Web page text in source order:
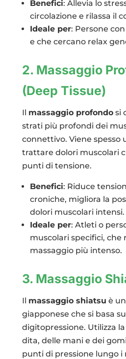
Benefici: Allevia lo
circolazione e rilassa il
Ideale per: Persone
e che cercano relax
2. Massaggio
(Deep Tissue)
Il massaggio profondosi
strati più profondi dei
connettivo. Viene spesso
trattare dolori muscolari
punti di tensione.
Benefici: Riduce
croniche, migliora la
dolori muscolari intensi.
Ideale per: Atleti o
muscolari specifici, che
massaggio più intenso.
3. Massaggio
Il massaggio shiatsu è
giapponese che si basa
digitopressione. Utilizza
dita, delle mani e dei
punti di pressione lungo i